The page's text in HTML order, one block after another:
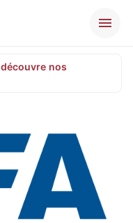
découvre nos